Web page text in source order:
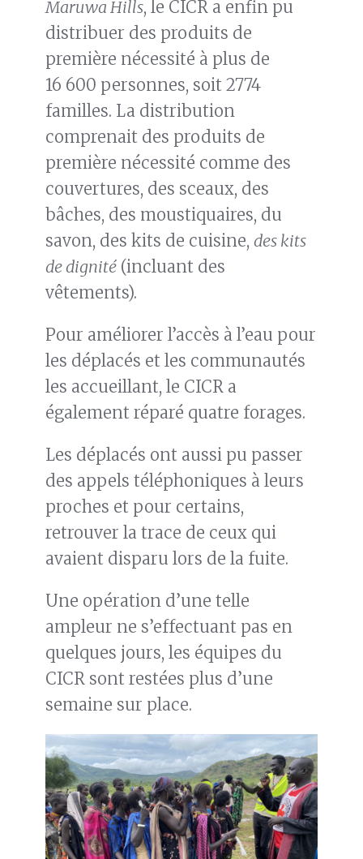
Maruwa Hills, le CICR a enfin pu
distribuer des produits de
première nécessité à plus de
16 600 personnes, soit 2774
familles. La distribution
comprenait des produits de
première nécessité comme des
couvertures, des sceaux, des
bâches, des moustiquaires, du
savon, des kits de cuisine, des kits
de dignité (incluant des
vêtements).
Pour améliorer l’accès à l’eau pour
les déplacés et les communautés
les accueillant, le CICR a
également réparé quatre forages.
Les déplacés ont aussi pu passer
des appels téléphoniques à leurs
proches et pour certains,
retrouver la trace de ceux qui
avaient disparu lors de la fuite.
Une opération d’une telle
ampleur ne s’effectuant pas en
quelques jours, les équipes du
CICR sont restées plus d’une
semaine sur place.